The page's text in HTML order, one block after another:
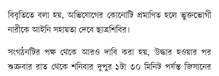
বিবৃতিতে বলা হয়, অভিযোগের কোনোটি প্রমাণিত হলে ভুক্তভোগী
নারীকে আইনি সহায়তা দেবে ছাত্রশিবির।
সংগঠনটির পক্ষ থেকে আরও দাবি করা হয়, উদ্ধার হওয়ার পর
শুক্রবার রাত থেকে শনিবার দুপুর ১টা ৩০ মিনিট পর্যন্ত জিসানের